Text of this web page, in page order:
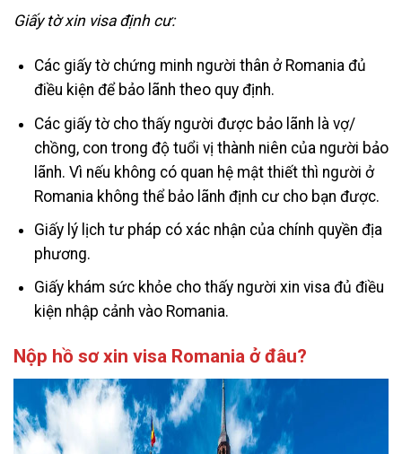
Giấy tờ xin visa định cư:
Các giấy tờ chứng minh người thân ở Romania đủ
điều kiện để bảo lãnh theo quy định.
Các giấy tờ cho thấy người được bảo lãnh là vợ/
chồng, con trong độ tuổi vị thành niên của người bảo
lãnh. Vì nếu không có quan hệ mật thiết thì người ở
Romania không thể bảo lãnh định cư cho bạn được.
Giấy lý lịch tư pháp có xác nhận của chính quyền địa
phương.
Giấy khám sức khỏe cho thấy người xin visa đủ điều
kiện nhập cảnh vào Romania.
Nộp hồ sơ xin visa Romania ở đâu?